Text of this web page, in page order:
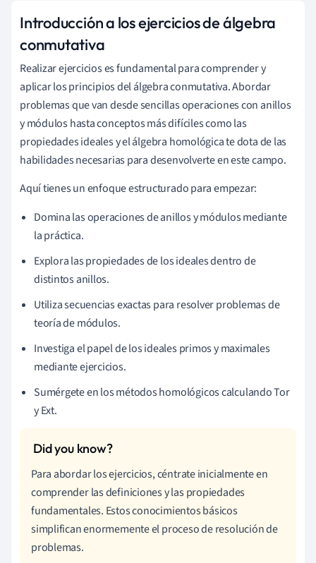
Introducción a los ejercicios de álgebra
conmutativa
Realizar ejercicios es fundamental para comprender y
aplicar los principios del álgebra conmutativa. Abordar
problemas que van desde sencillas operaciones con anillos
y módulos hasta conceptos más difíciles como las
propiedades ideales y el álgebra homológica te dota de las
habilidades necesarias para desenvolverte en este campo.
Aquí tienes un enfoque estructurado para empezar:
Domina las operaciones de anillos y módulos mediante
la práctica.
Explora las propiedades de los ideales dentro de
distintos anillos.
Utiliza secuencias exactas para resolver problemas de
teoría de módulos.
Investiga el papel de los ideales primos y maximales
mediante ejercicios.
Sumérgete en los métodos homológicos calculando Tor
y Ext.
Para abordar los ejercicios, céntrate inicialmente en
comprender las definiciones y las propiedades
fundamentales. Estos conocimientos básicos
simplifican enormemente el proceso de resolución de
problemas.